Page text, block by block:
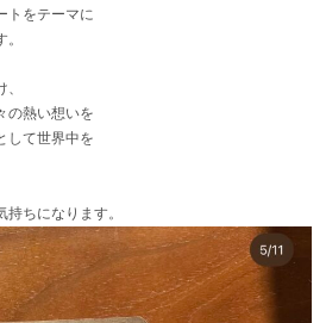
トをテーマに
の熱い想いを
して世界中を
ちになります。